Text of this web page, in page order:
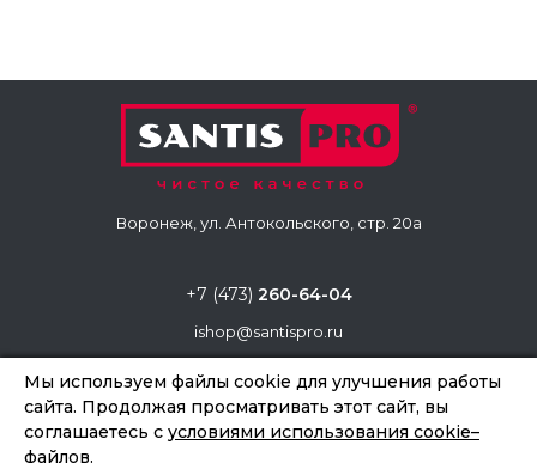
Воронеж, ул. Антокольского, стр. 20а
+7 (473) 260-64-04
ishop@santispro.ru
Copyright © «Santis Pro», 2026
Создание и продвижение сайтовTeam-B
Мы используем файлы cookie для улучшения работы
сайта. Продолжая просматривать этот сайт, вы
соглашаетесь с условиями использования cookie–
файлов.